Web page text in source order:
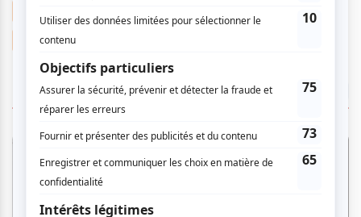
Indie Pop
Concert extérieur
ÉGALEMENT À LA UNE